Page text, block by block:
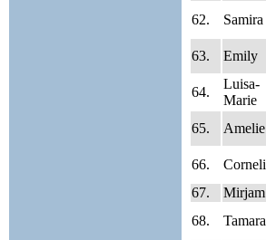
62.
Samira
63.
Emily
64.
Luisa-
Marie
65.
Amelie
66.
67.
Mirjam
68.
Tamara